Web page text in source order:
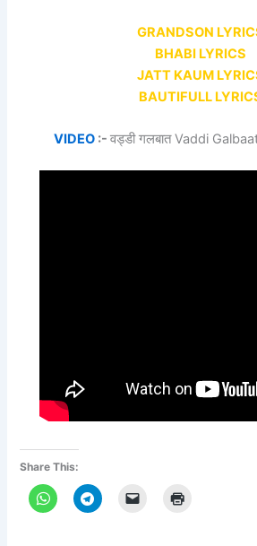
GRANDSON
BHABI LYRICS
JATT KAUM
BAUTIFULL
VIDEO :- वड्डी गलबात Vaddi
Share This: